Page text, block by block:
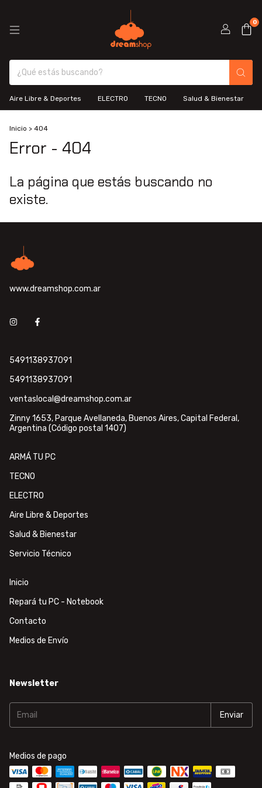
0
Aire Libre & Deportes ELECTRO TECNO Salud & Bienestar
Inicio > 404
Error - 404
La página que estás buscando no
existe.
www.dreamshop.com.ar
5491138937091
5491138937091
ventaslocal@dreamshop.com.ar
Zinny 1653, Parque Avellaneda, Buenos Aires, Capital Federal,
Argentina (Código postal 1407)
ARMÁ TU PC
TECNO
ELECTRO
Aire Libre & Deportes
Salud & Bienestar
Servicio Técnico
Inicio
Repará tu PC - Notebook
Contacto
Medios de Envío
Newsletter
Medios de pago